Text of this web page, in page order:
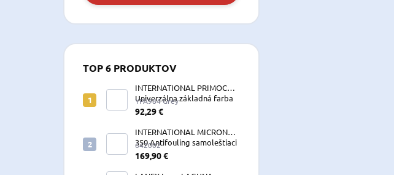
TOP 6 PRODUKTOV
INTERNATIONAL PRIMOCON
Univerzálna základná farba
2,5 L sivá
YPA984 Grey
92,29 €
INTERNATIONAL MICRON
350 Antifouling samoleštiaci
2,5 L
642002
169,90 €